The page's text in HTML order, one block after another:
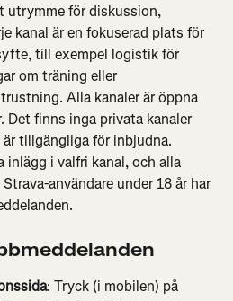
utrymme för diskussion,
kanal är en fokuserad plats för
till exempel logistik för
om träning eller
Alla kanaler är öppna
Det finns inga privata kanaler
tillgängliga för inbjudna.
inlägg i valfri kanal, och alla
användare under 18 år har
: Tryck (i mobilen) på